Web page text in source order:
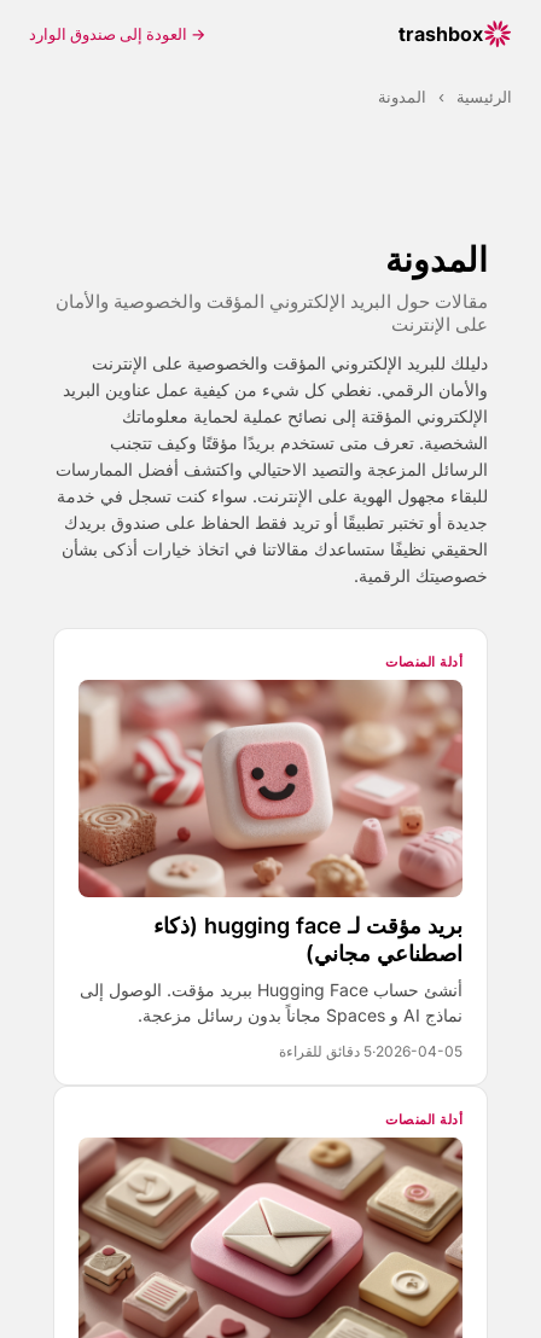
trashbox → العودة إلى صندوق الوارد
الرئيسية › المدونة
المدونة
مقالات حول البريد الإلكتروني المؤقت والخصوصية والأمان
على الإنترنت
دليلك للبريد الإلكتروني المؤقت والخصوصية على الإنترنت
والأمان الرقمي. نغطي كل شيء من كيفية عمل عناوين البريد
الإلكتروني المؤقتة إلى نصائح عملية لحماية معلوماتك
الشخصية. تعرف متى تستخدم بريدًا مؤقتًا وكيف تتجنب
الرسائل المزعجة والتصيد الاحتيالي واكتشف أفضل الممارسات
للبقاء مجهول الهوية على الإنترنت. سواء كنت تسجل في خدمة
جديدة أو تختبر تطبيقًا أو تريد فقط الحفاظ على صندوق بريدك
الحقيقي نظيفًا ستساعدك مقالاتنا في اتخاذ خيارات أذكى بشأن
خصوصيتك الرقمية.
أدلة المنصات
بريد مؤقت لـ hugging face (ذكاء
اصطناعي مجاني)
أنشئ حساب Hugging Face ببريد مؤقت. الوصول إلى
نماذج AI و Spaces مجاناً بدون رسائل مزعجة.
2026-04-05
·5 دقائق للقراءة
أدلة المنصات